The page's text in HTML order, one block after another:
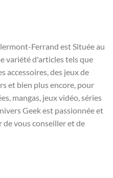
Ferrand est Située au
variété d'articles tels que
accessoires, des jeux de
et bien plus encore, pour
mangas, jeux vidéo, séries
Geek est passionnée et
de vous conseiller et de